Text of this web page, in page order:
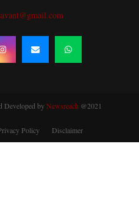
Developed byNewsreach@2021
Policy Disclaimer